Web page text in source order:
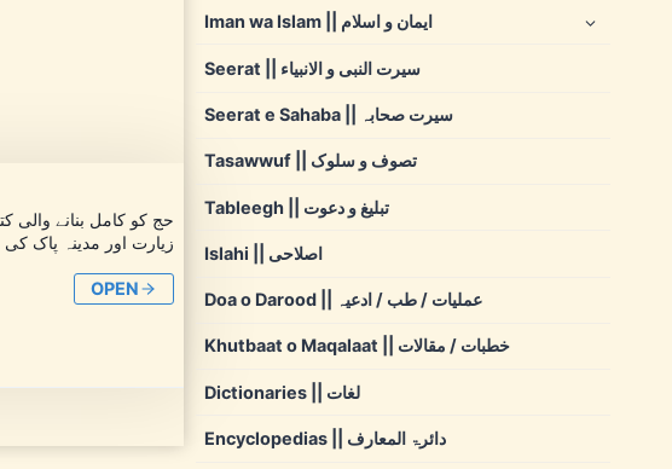
حج کو کامل بنانے
زیارت اور مدینہ پاک
OPEN
Iman wa Islam || ایمان و اسلام
Seerat || سیرت النبی و الانبیاء
Seerat e Sahaba || سیرت صحابہ
Tasawwuf || تصوف و سلوک
Tableegh || تبلیغ و دعوت
Islahi || اصلاحی
Doa o Darood || عملیات / طب / ادعیہ
Khutbaat o Maqalaat || خطبات / مقالات
Dictionaries || لغات
Encyclopedias || دائرۃ المعارف